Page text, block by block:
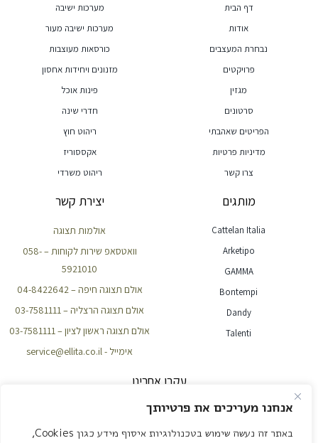
אנחנו מעריכים את פרטיותך
באתר זה נעשה שימוש בטכנולוגיות איסוף מידע כגון Cookies,
דף הבית
אודות
נבחרת המעצבים
פרויקטים
מגזין
סרטונים
הפריטים שאהבתי
מדיניות פרטיות
צרו קשר
מערכות ישיבה
מערכות ישיבה מעור
כורסאות מעוצבות
מזנונים ויחידות אחסון
פינות אוכל
חדרי שינה
ריהוט חוץ
אקססוריז
ריהוט משרדי
מותגים
Cattelan Italia
Arketipo
GAMMA
Bontempi
Dandy
Talenti
יצירת קשר
אולמות תצוגה
וואטסאפ שירות לקוחות – 058-
5921010
אולם תצוגה חיפה – 04-8422642
אולם תצוגה הרצליה – 03-7581111
אולם תצוגה ראשון לציון – 03-7581111
אימייל - service@ellita.co.il
עקבו אחרינו